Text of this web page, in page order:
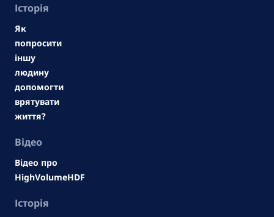
Історія
Як
попросити
іншу
людину
допомогти
врятувати
життя?
Відео
Відео про
HighVolumeHDF
Історія